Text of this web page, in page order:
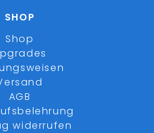
SHOP
Shop
AGB
widerrufen